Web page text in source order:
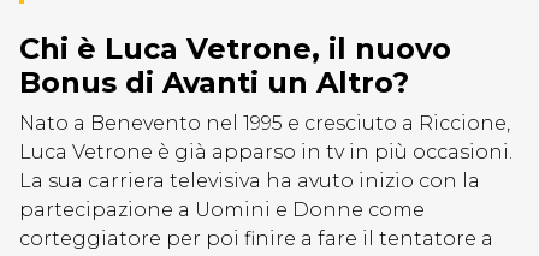
Chi è Luca Vetrone, il nuovo
Bonus di Avanti un Altro?
Nato a Benevento nel 1995 e cresciuto a Riccione,
Luca Vetrone è già apparso in tv in più occasioni.
La sua carriera televisiva ha avuto inizio con la
partecipazione a Uomini e Donne come
corteggiatore per poi finire a fare il tentatore a